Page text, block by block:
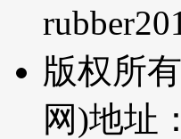
版权所
网)地址